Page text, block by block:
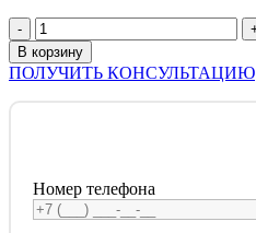
Количество
товара
Электросноуборд
ELIQ
В корзину
ПОЛУЧИТЬ КОНСУЛЬТАЦИЮ
Номер телефона